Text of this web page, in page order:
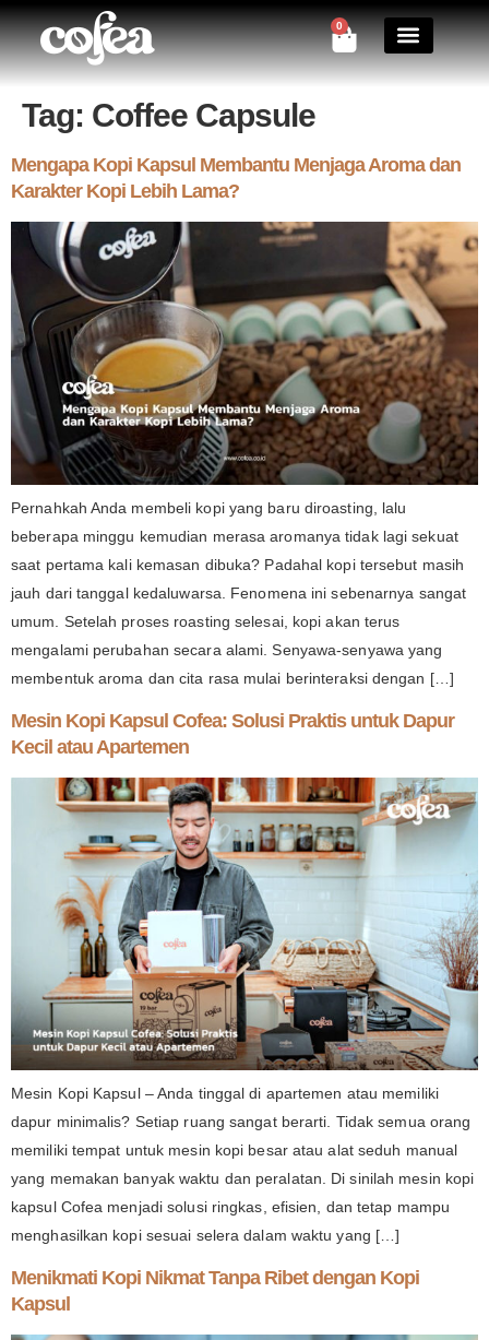
0
Tag: Coffee Capsule
Mengapa Kopi Kapsul Membantu Menjaga Aroma dan
Karakter Kopi Lebih Lama?
Pernahkah Anda membeli kopi yang baru diroasting, lalu
beberapa minggu kemudian merasa aromanya tidak lagi sekuat
saat pertama kali kemasan dibuka? Padahal kopi tersebut masih
jauh dari tanggal kedaluwarsa. Fenomena ini sebenarnya sangat
umum. Setelah proses roasting selesai, kopi akan terus
mengalami perubahan secara alami. Senyawa-senyawa yang
membentuk aroma dan cita rasa mulai berinteraksi dengan […]
Mesin Kopi Kapsul Cofea: Solusi Praktis untuk Dapur
Kecil atau Apartemen
Mesin Kopi Kapsul – Anda tinggal di apartemen atau memiliki
dapur minimalis? Setiap ruang sangat berarti. Tidak semua orang
memiliki tempat untuk mesin kopi besar atau alat seduh manual
yang memakan banyak waktu dan peralatan. Di sinilah mesin kopi
kapsul Cofea menjadi solusi ringkas, efisien, dan tetap mampu
menghasilkan kopi sesuai selera dalam waktu yang […]
Menikmati Kopi Nikmat Tanpa Ribet dengan Kopi
Kapsul